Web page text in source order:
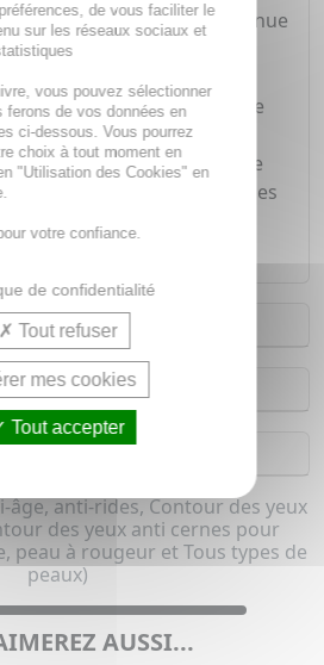
crème prévient et atténue
contour de l'oeil et des
les cernes sont
Testé sous contrôle
issu des plantes et de
hêtre. Anti-rides, anti-cernes
: pot plastique
âge, anti-rides, Contour des yeux
des yeux anti cernes pour
peau à rougeur et Tous types de
peaux)
AUSSI...
de vous faciliter le
sur les réseaux sociaux et
vous pouvez sélectionner
ferons de vos données en
ci-dessous. Vous pourrez
choix à tout moment en
"Utilisation des Cookies" en
votre confiance.
de confidentialité
Tout refuser
mes cookies
Tout accepter